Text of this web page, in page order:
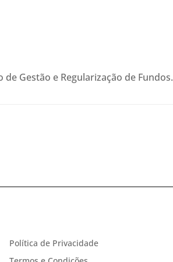
Gestão e Regularização de Fundos.
Política de Privacidade